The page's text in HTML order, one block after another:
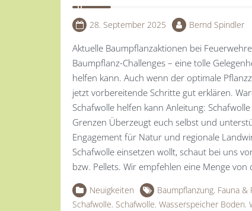
28. September 2025 Bernd Spindler
Aktuelle Baumpflanzaktionen bei
Baumpflanz-Challenges – eine tolle
helfen kann. Auch wenn der optimale
jetzt vorbereitende Schritte gut erklären.
Schafwolle helfen kann Anleitung:
Grenzen Überzeugt euch selbst und
Engagement für Natur und regionale
Schafwolle einsetzen wollt, schaut bei uns
bzw. Pellets. Wir empfehlen eine Menge von
Neuigkeiten Baumpflanzung, Fauna &
Schafwolle, Schafwolle, Wasserspeicher Boden,